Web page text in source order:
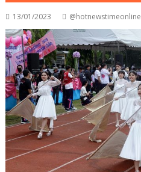
13/01/2023 @hotnewstimeonline